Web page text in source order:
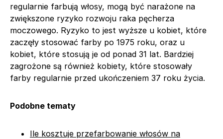
regularnie farbują włosy, mogą być narażone na
zwiększone ryzyko rozwoju raka pęcherza
moczowego. Ryzyko to jest wyższe u kobiet, które
zaczęły stosować farby po 1975 roku, oraz u
kobiet, które stosują je od ponad 31 lat. Bardziej
zagrożone są również kobiety, które stosowały
farby regularnie przed ukończeniem 37 roku życia.
Podobne tematy
Ile kosztuje przefarbowanie włosów na